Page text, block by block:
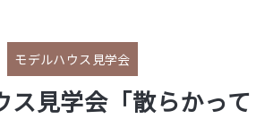
モデルハウス見学会
ス見学会「散らかって